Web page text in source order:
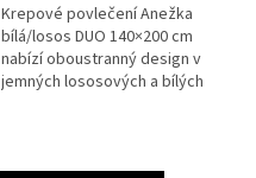
5
hvězdiček.
Krepové povlečení Anežka
bílá/losos DUO 140×200 cm
nabízí oboustranný design v
jemných lososových a bílých